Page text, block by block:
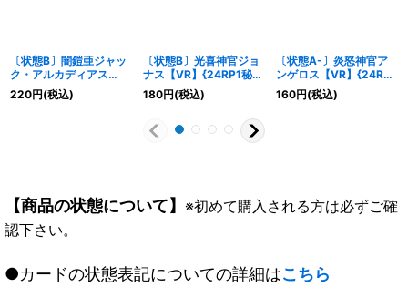
〔状態B〕闇鎧亜ジャッ
ク・アルカディアス
【-】{P69/Y19}《多》
220円(税込)
〔状態B〕光喜神官ジョ
ナス【VR】{24RP1秘8/
秘22}《多》
180円(税込)
〔状態A-〕炎怒神官ア
ンゲロス【VR】{24RP1
秘9/秘22}《多》
160円(税込)
【商品の状態について】 ※初めて購入される方は必ずご確
認下さい。
●カードの状態表記についての詳細はこちら